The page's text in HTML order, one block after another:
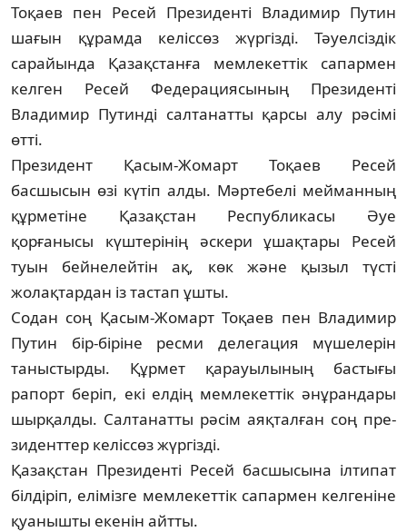
Тоқаев пен Ресей Пре­зиденті Владимир Путин
шағын құрамда келіссөз жүргізді. Тәуелсіздік
сарайында Қазақстанға мемлекеттік сапармен
кел­ген Ресей Федерациясының Президенті
Владимир Путинді салтанатты қарсы алу рәсімі
өтті.
Президент Қасым-Жомарт Тоқаев Ре­сей
басшысын өзі күтіп алды. Мәр­те­бе­лі мейманның
құрметіне Қазақстан Рес­публикасы Әуе
қорғанысы күштерінің әскери ұшақтары Ресей
туын бейнелейтін ақ, көк және қызыл түсті
жолақтардан із тастап ұшты.
Содан соң Қасым-Жомарт Тоқаев пен Вла­димир
Путин бір-біріне ресми деле­гация мүшелерін
таныстырды. Құрмет қарауылының бастығы
рапорт беріп, екі елдің мемлекеттік әнұрандары
шырқал­ды. Салтанатты рәсім аяқталған соң пре­
зиденттер келіссөз жүргізді.
Қазақстан Президенті Ресей басшы­сына ілтипат
білдіріп, елімізге мемле­кет­тік сапармен келгеніне
қуанышты екенін айтты.